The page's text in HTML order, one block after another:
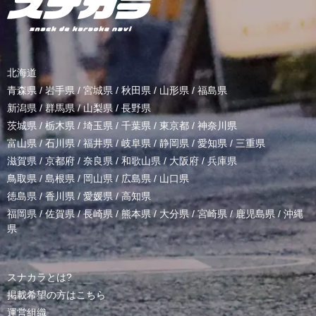
北海道
青森県 / 岩手県/ 宮城県 / 秋田県 / 山形県/ 福島県
新潟県 /群馬県/山梨県 / 長野県
茨城県 / 栃木県 / 埼玉県 / 千葉県 / 東京都 / 神奈川県
富山県 /石川県/福井県/岐阜県 / 静岡県 / 愛知県 / 三重県
滋賀県 / 京都府 / 奈良県 / 和歌山県/ 大阪府 /兵庫県
鳥取県/ 島根県 /岡山県/ 広島県 / 山口県
徳島県 /香川県 / 愛媛県/高知県
福岡県/佐賀県/長崎県 /熊本県/ 大分県/宮崎県 /鹿児島県 / 沖縄
県
スナカラとは?
掲載希望の方はこちら
運営組織